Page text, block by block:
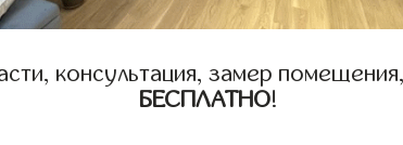
консультация, замер
БЕСПЛАТНО!